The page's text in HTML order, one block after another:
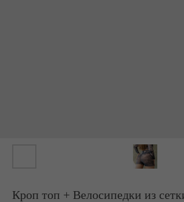
Кроп топ + Велосипедки из